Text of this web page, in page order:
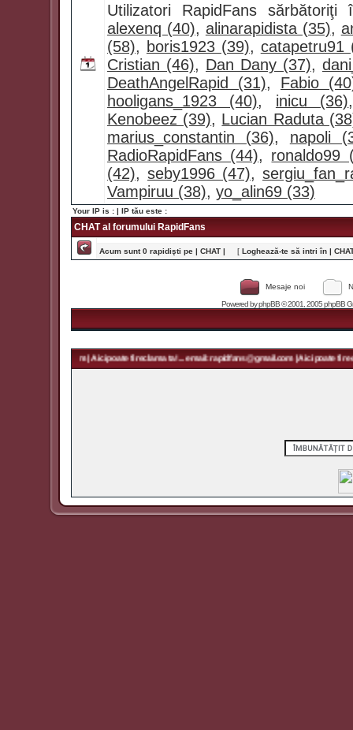
Utilizatori RapidFans
alexenq (40), alinarapidista (35),
(58), boris1923 (39), catapetru91
Cristian (46), Dan Dany (37),
DeathAngelRapid (31), Fabio
hooligans_1923 (40), inicu (36)
Kenobeez (39), Lucian Raduta
marius_constantin (36), napoli
RadioRapidFans (44), ronaldo99
(42), seby1996 (47),
Vampiruu (38), yo_alin69 (33)
Your IP is : | IP tău este :
CHAT al forumului RapidFans
Acum sunt 0 rapidişti pe | CHAT | [ Loghează-te să intri în |
Mesaje noi
Powered byphpBB© 2001, 2005 phpBB
| Aici poate fi reclama ta! ... email: rapidfans@gmail.com | Aici poate fi